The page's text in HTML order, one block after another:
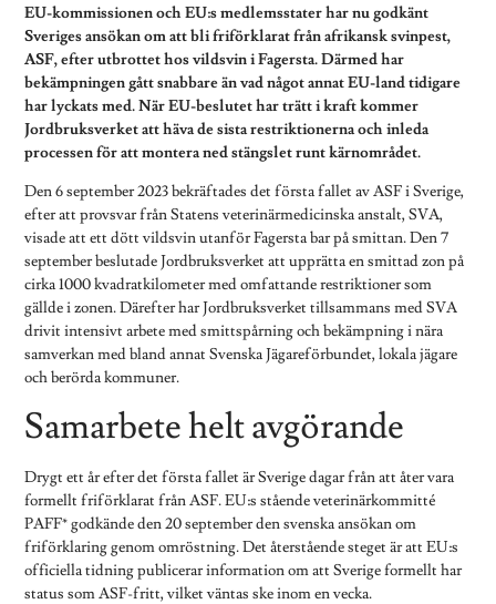
EU-kommissionen och EU:s medlemsstater har nu godkänt
Sveriges ansökan om att bli friförklarat från afrikansk svinpest,
ASF, efter utbrottet hos vildsvin i Fagersta. Därmed har
bekämpningen gått snabbare än vad något annat EU-land tidigare
har lyckats med. När EU-beslutet har trätt i kraft kommer
Jordbruksverket att häva de sista restriktionerna och inleda
processen för att montera ned stängslet runt kärnområdet.
Den 6 september 2023 bekräftades det första fallet av ASF i Sverige,
efter att provsvar från Statens veterinärmedicinska anstalt, SVA,
visade att ett dött vildsvin utanför Fagersta bar på smittan. Den 7
september beslutade Jordbruksverket att upprätta en smittad zon på
cirka 1000 kvadratkilometer med omfattande restriktioner som
gällde i zonen. Därefter har Jordbruksverket tillsammans med SVA
drivit intensivt arbete med smittspårning och bekämpning i nära
samverkan med bland annat Svenska Jägareförbundet, lokala jägare
och berörda kommuner.
Samarbete helt avgörande
Drygt ett år efter det första fallet är Sverige dagar från att åter vara
formellt friförklarat från ASF. EU:s stående veterinärkommitté
PAFF* godkände den 20 september den svenska ansökan om
friförklaring genom omröstning. Det återstående steget är att EU:s
officiella tidning publicerar information om att Sverige formellt har
status som ASF-fritt, vilket väntas ske inom en vecka.